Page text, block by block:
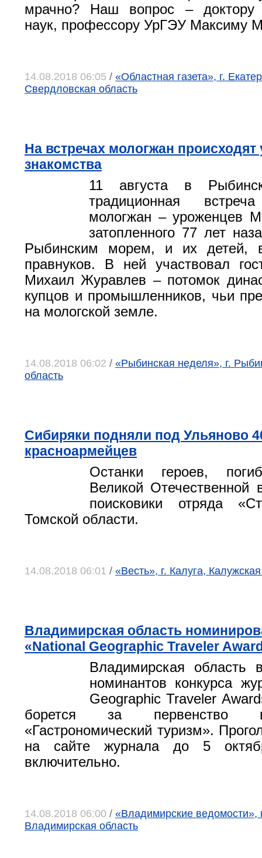
мрачно? Наш вопрос – доктору
наук, профессору УрГЭУ Максиму
14.08.2018 06:05 / «Областная газета», г.
Свердловская область
На встречах мологжан
знакомства
11 августа в
традиционная
мологжан – уроженцев
затопленного 77 лет
Рыбинским морем, и их детей,
правнуков. В ней участвовал
Михаил Журавлев – потомок
купцов и промышленников, чьи
на мологской земле.
14.08.2018 06:02 / «Рыбинская неделя», г.
область
Сибиряки подняли под Ульяново
красноармейцев
Останки героев,
Великой Отечественной
поисковики отряда
Томской области.
14.08.2018 06:01 / «Весть», г. Калуга,
Владимирская область
«National Geographic Traveler
Владимирская область
номинантов конкурса
Geographic Traveler
борется за первенство
«Гастрономический туризм».
на сайте журнала до 5
включительно.
14.08.2018 06:00 / «Владимирские ведомости»,
Владимирская область